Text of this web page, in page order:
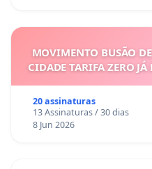
MOVIMENTO BUSÃO
CIDADE TARIFA ZERO
20 assinaturas
13 Assinaturas / 30 dias
8 Jun 2026